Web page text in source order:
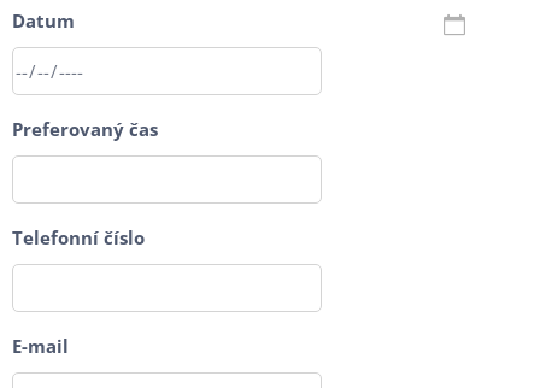
Datum
Preferovaný čas
Telefonní číslo
E-mail